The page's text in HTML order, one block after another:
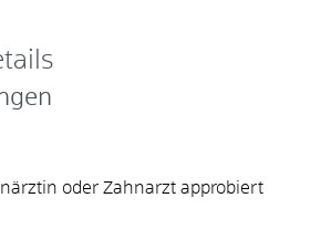
oder Zahnarzt approbiert